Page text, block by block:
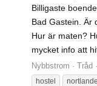
Billigaste
Bad Gastein. Är
Hur är maten?
mycket info att
Nybbstrom Tråd
hostel